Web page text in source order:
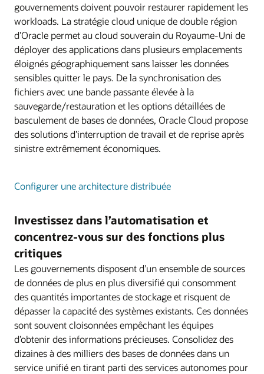
gouvernements doivent pouvoir restaurer rapidement les
workloads. La stratégie cloud unique de double région
d’Oracle permet au cloud souverain du Royaume-Uni de
déployer des applications dans plusieurs emplacements
éloignés géographiquement sans laisser les données
sensibles quitter le pays. De la synchronisation des
fichiers avec une bande passante élevée à la
sauvegarde/restauration et les options détaillées de
basculement de bases de données, Oracle Cloud propose
des solutions d’interruption de travail et de reprise après
sinistre extrêmement économiques.
Configurer une architecture distribuée
Investissez dans l’automatisation et
concentrez-vous sur des fonctions plus
critiques
Les gouvernements disposent d’un ensemble de sources
de données de plus en plus diversifié qui consomment
des quantités importantes de stockage et risquent de
dépasser la capacité des systèmes existants. Ces données
sont souvent cloisonnées empêchant les équipes
d’obtenir des informations précieuses. Consolidez des
dizaines à des milliers des bases de données dans un
service unifié en tirant parti des services autonomes pour